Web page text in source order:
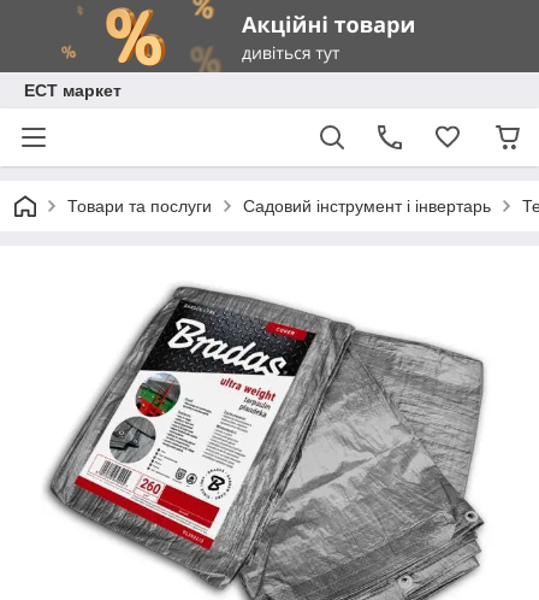
ЕСТ маркет
Товари та послуги Садовий інструмент і інвертарь